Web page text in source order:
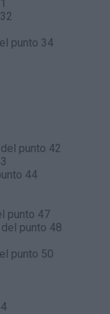
punto 34
punto 42
44
punto 47
punto 48
punto 50